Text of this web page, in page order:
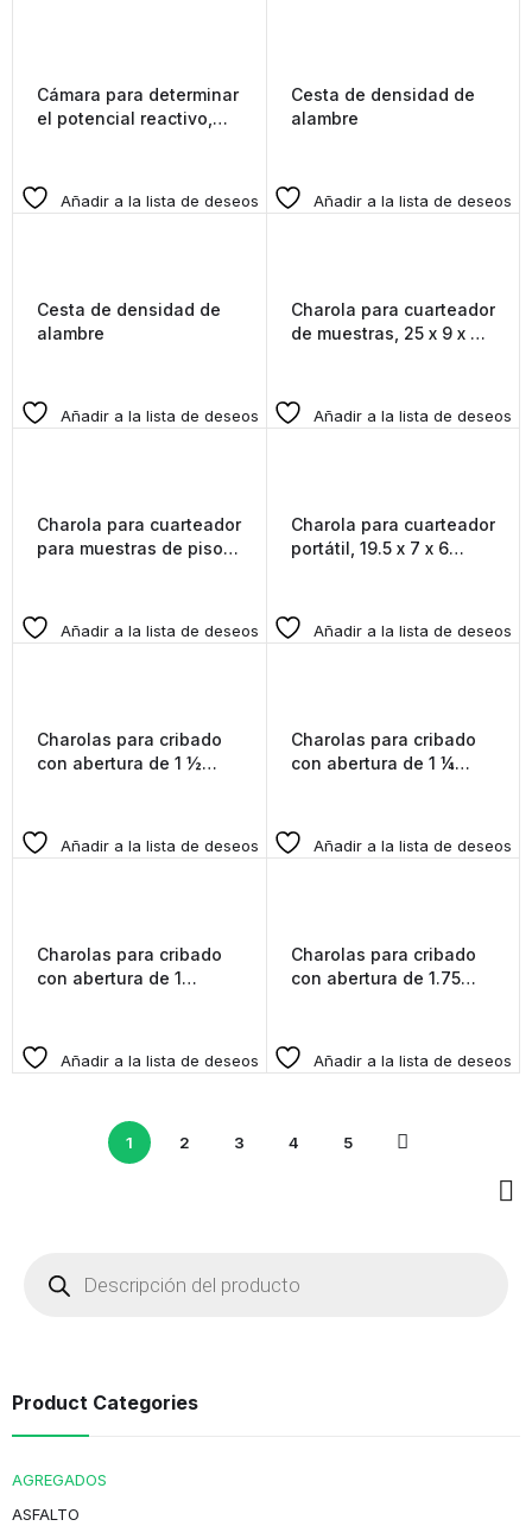
Cámara para determinar
el potencial reactivo,
Añadir a la lista de deseos
Cesta de densidad de
alambre
Añadir a la lista de deseos
Cesta de densidad de
alambre
Añadir a la lista de deseos
Charola para cuarteador
de muestras, 25 x 9 x 8
Añadir a la lista de deseos
Charola para cuarteador
para muestras de piso,
Añadir a la lista de deseos
Charola para cuarteador
portátil, 19.5 x 7 x 6
Añadir a la lista de deseos
Charolas para cribado
con abertura de 1 ½
Añadir a la lista de deseos
Charolas para cribado
con abertura de 1 ¼
Añadir a la lista de deseos
Charolas para cribado
con abertura de 1
Añadir a la lista de deseos
Charolas para cribado
con abertura de 1.75
Añadir a la lista de deseos
1 2 3 4 5
Product Categories
AGREGADOS
ASFALTO